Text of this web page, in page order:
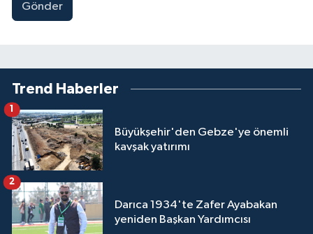
Gönder
Trend Haberler
Büyükşehir'den Gebze'ye önemli
kavşak yatırımı
1
Darıca 1934'te Zafer Ayabakan
yeniden Başkan Yardımcısı
2